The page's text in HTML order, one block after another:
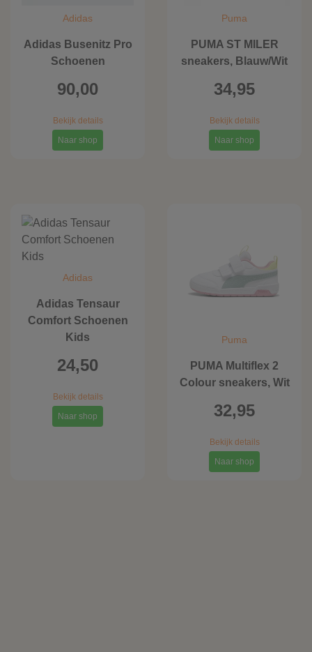
Adidas
Adidas Busenitz Pro
Schoenen
90,00
Bekijk details
Naar shop
Puma
PUMA ST MILER
sneakers, Blauw/Wit
34,95
Bekijk details
Naar shop
Adidas
Adidas Tensaur
Comfort Schoenen
Kids
24,50
Bekijk details
Naar shop
Puma
PUMA Multiflex 2
Colour sneakers, Wit
32,95
Bekijk details
Naar shop